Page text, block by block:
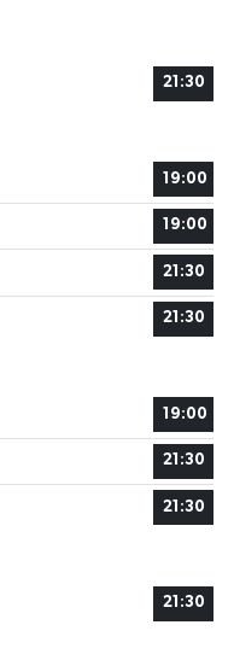
21:30
19:00
19:00
21:30
21:30
19:00
21:30
21:30
21:30